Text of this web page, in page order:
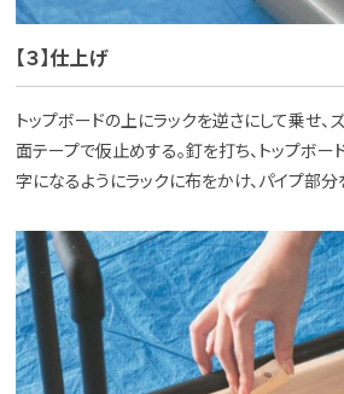
【３】仕上げ
トップボードの上にラックを逆さにして乗せ、
面テープで仮止めする。釘を打ち、トップボー
字になるようにラックに布をかけ、パイプ部分